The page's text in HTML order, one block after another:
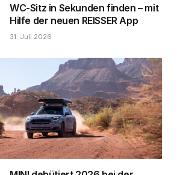
WC-Sitz in Sekunden finden – mit
Hilfe der neuen REISSER App
31. Juli 2026